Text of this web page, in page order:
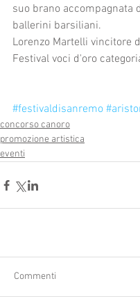
suo brano accompagnata
ballerini barsiliani.
Lorenzo Martelli vincitore
Festival voci d'oro
#festivaldisanremo
concorso canoro
promozione artistica
eventi
Commenti